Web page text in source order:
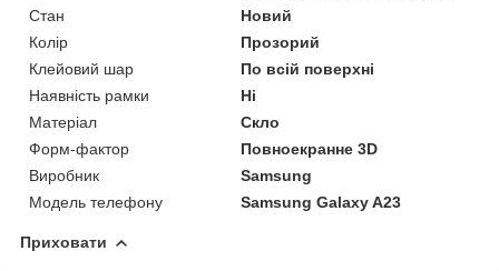
Стан
Новий
Колір
Прозорий
Клейовий шар
По всій поверхні
Наявність рамки
Ні
Матеріал
Скло
Форм-фактор
Повноекранне 3D
Виробник
Samsung
Модель телефону
Samsung Galaxy A23
Приховати